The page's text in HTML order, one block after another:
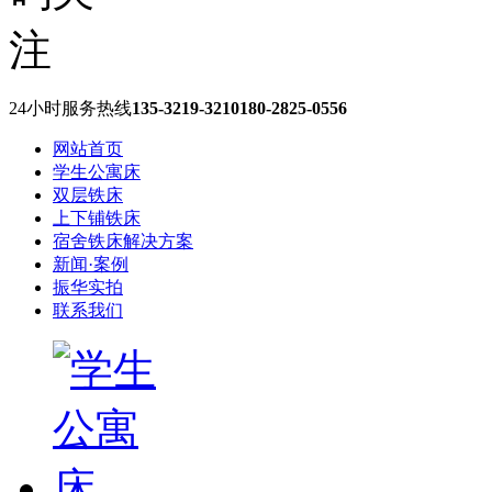
24小时服务热线135-3219-3210180-2825-0556
网站首页
学生公寓床
双层铁床
上下铺铁床
宿舍铁床解决方案
新闻·案例
振华实拍
联系我们